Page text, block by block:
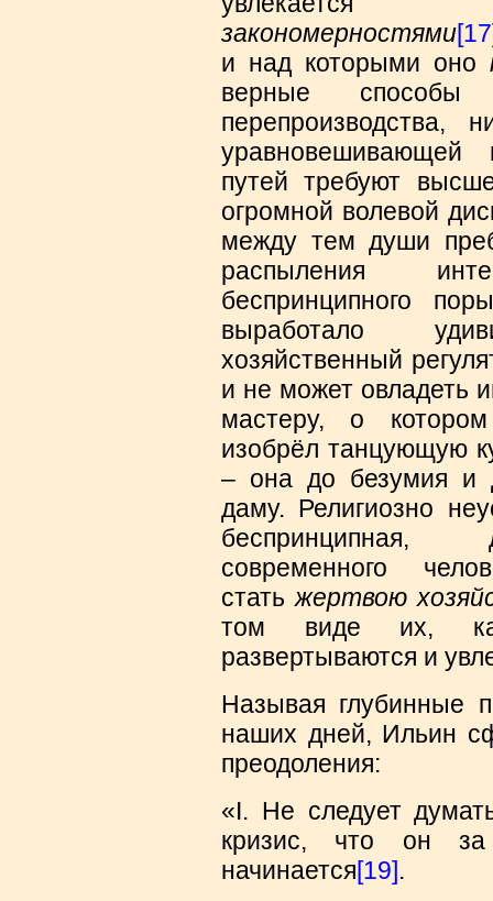
закономерностями
и над которыми оно
верные
перепроизводства,
уравновешивающей
путей требуют
огромной волевой
между тем души
распыления
беспринципного
выработало
хозяйственный
и не может овладеть
мастеру, о
изобрёл танцующую
– она до безумия и
даму. Религиозно
беспринципная,
современного
стать жертвою
том виде их,
развертываются и
Называя глубинные
наших дней, Ильин
преодоления:
«I. Не следует
кризис, что он
начинается[19].